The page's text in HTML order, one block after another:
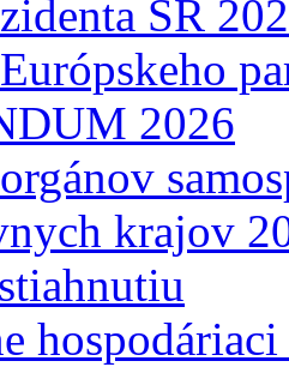
SR
2026
krajov